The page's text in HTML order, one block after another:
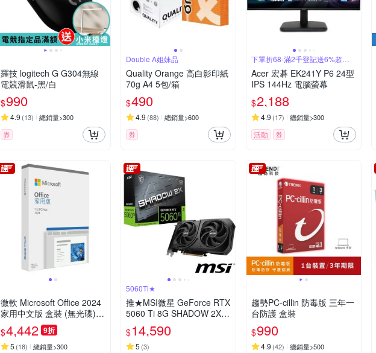
羅技 logitech G G304無線
電競滑鼠-黑/白
$990
4.9 (13) 總銷量>300
券
Double A姐妹品
Quality Orange 高白影印紙
70g A4 5包/箱
$490
4.9 (88) 總銷量>600
券
下單折68-滿2千登記送6%超贈
點
Acer 宏碁 EK241Y P6 24型
IPS 144Hz 電腦螢幕
$2,188
4.9 (17) 總銷量>300
活動 券
微軟 Microsoft Office 2024
家用中文版 盒裝 (無光碟)
(軟體拆封後無法退換貨)
$4,442 9折
5 (18) 總銷量>300
5060Ti★
推★MSI微星 GeForce RTX
5060 Ti 8G SHADOW 2X O
C PLUS 顯示卡
$14,590
5 (3)
趨勢PC-cillin 防毒版 三年一
台防護 盒裝
$990
4.9 (42) 總銷量>500